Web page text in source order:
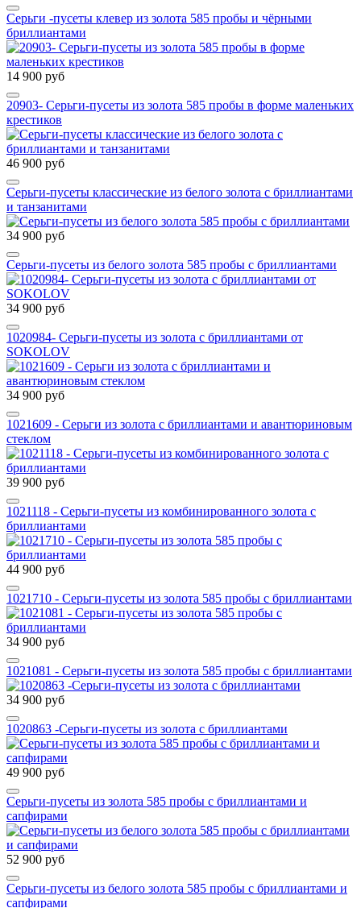
Серьги -пусеты клевер из золота 585 пробы и чёрными
бриллиантами
14 900 руб
20903- Серьги-пусеты из золота 585 пробы в форме маленьких
крестиков
46 900 руб
Серьги-пусеты классические из белого золота с бриллиантами
и танзанитами
34 900 руб
Серьги-пусеты из белого золота 585 пробы c бриллиантами
34 900 руб
1020984- Серьги-пусеты из золота с бриллиантами от
SOKOLOV
34 900 руб
1021609 - Серьги из золота с бриллиантами и авантюриновым
стеклом
39 900 руб
1021118 - Серьги-пусеты из комбинированного золота с
бриллиантами
44 900 руб
1021710 - Серьги-пусеты из золота 585 пробы с бриллиантами
34 900 руб
1021081 - Серьги-пусеты из золота 585 пробы с бриллиантами
34 900 руб
1020863 -Серьги-пусеты из золота с бриллиантами
49 900 руб
Серьги-пусеты из золота 585 пробы с бриллиантами и
сапфирами
52 900 руб
Серьги-пусеты из белого золота 585 пробы с бриллиантами и
сапфирами